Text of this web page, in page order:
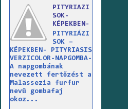
PITYRIAZI
SOK-
KÉPEKBEN-
PITYRIÁZI
SOK –
KÉPEKBEN- PITYRIASIS
VERZICOLOR-NAPGOMBA-
A napgombának
nevezett fertőzést a
Malassezia furfur
nevű gombafaj
okoz...